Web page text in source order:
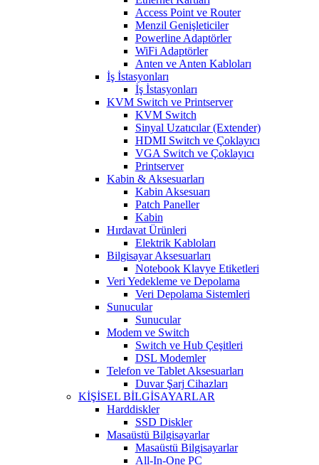
Access Point ve Router
Menzil Genişleticiler
Powerline Adaptörler
WiFi Adaptörler
Anten ve Anten Kabloları
İş İstasyonları
İş İstasyonları
KVM Switch ve Printserver
KVM Switch
Sinyal Uzatıcılar (Extender)
HDMI Switch ve Çoklayıcı
VGA Switch ve Çoklayıcı
Printserver
Kabin & Aksesuarları
Kabin Aksesuarı
Patch Paneller
Kabin
Hırdavat Ürünleri
Elektrik Kabloları
Bilgisayar Aksesuarları
Notebook Klavye Etiketleri
Veri Yedekleme ve Depolama
Veri Depolama Sistemleri
Sunucular
Sunucular
Modem ve Switch
Switch ve Hub Çeşitleri
DSL Modemler
Telefon ve Tablet Aksesuarları
Duvar Şarj Cihazları
KİŞİSEL BİLGİSAYARLAR
Harddiskler
SSD Diskler
Masaüstü Bilgisayarlar
Masaüstü Bilgisayarlar
All-In-One PC